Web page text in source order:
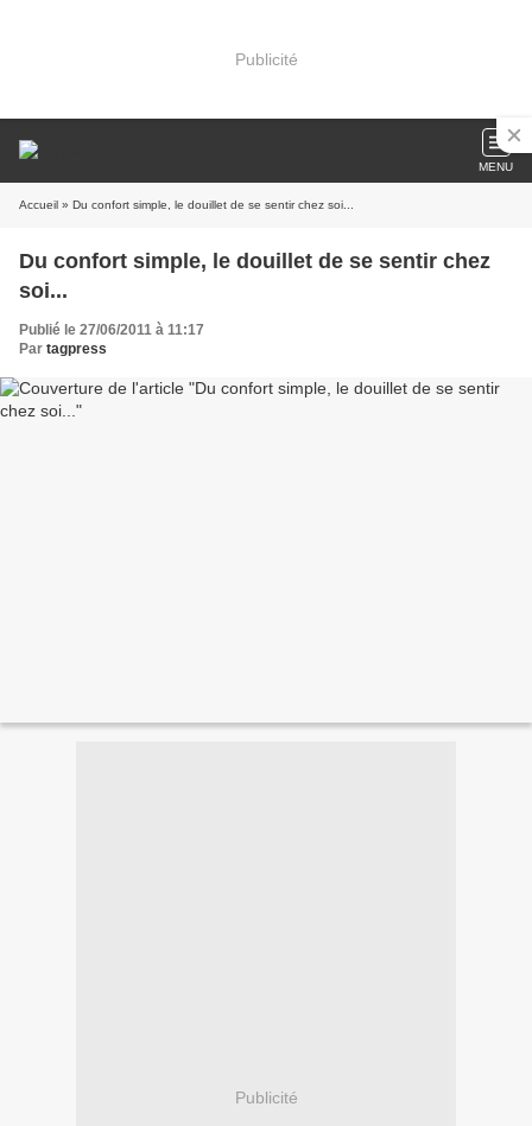
Publicité
MENU
Accueil » Du confort simple, le douillet de se sentir chez soi...
Du confort simple, le douillet de se sentir chez
soi...
Publié le 27/06/2011 à 11:17
Par tagpress
Publicité